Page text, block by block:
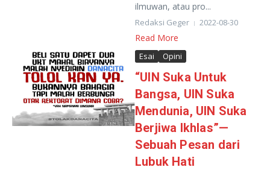
ilmuwan, atau pro...
Redaksi Geger 2022-08-30
Read More
Esai Opini
“UIN Suka Untuk
Bangsa, UIN Suka
Mendunia, UIN Suka
Berjiwa Ikhlas”—
Sebuah Pesan dari
Lubuk Hati